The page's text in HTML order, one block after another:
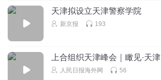
天津拟设立天津警察学院
新京报 193
上合组织天津峰会｜瞰见·天津
人民日报海外网 56